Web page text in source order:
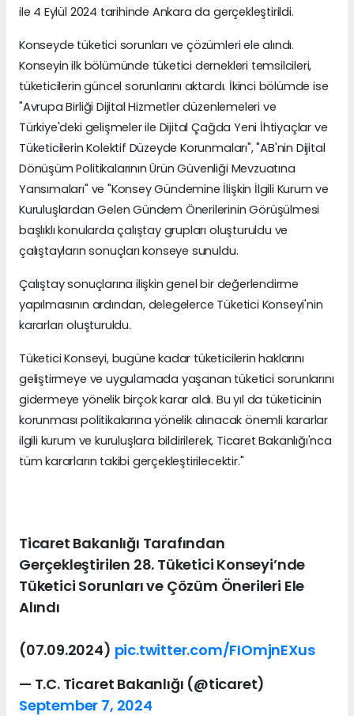
ile 4 Eylül 2024 tarihinde Ankara da gerçekleştirildi.
Konseyde tüketici sorunları ve çözümleri ele alındı.
Konseyin ilk bölümünde tüketici dernekleri temsilcileri,
tüketicilerin güncel sorunlarını aktardı. İkinci bölümde ise
"Avrupa Birliği Dijital Hizmetler düzenlemeleri ve
Türkiye'deki gelişmeler ile Dijital Çağda Yeni İhtiyaçlar ve
Tüketicilerin Kolektif Düzeyde Korunmaları", "AB'nin Dijital
Dönüşüm Politikalarının Ürün Güvenliği Mevzuatına
Yansımaları" ve "Konsey Gündemine İlişkin İlgili Kurum ve
Kuruluşlardan Gelen Gündem Önerilerinin Görüşülmesi
başlıklı konularda çalıştay grupları oluşturuldu ve
çalıştayların sonuçları konseye sunuldu.
Çalıştay sonuçlarına ilişkin genel bir değerlendirme
yapılmasının ardından, delegelerce Tüketici Konseyi'nin
kararları oluşturuldu.
Tüketici Konseyi, bugüne kadar tüketicilerin haklarını
geliştirmeye ve uygulamada yaşanan tüketici sorunlarını
gidermeye yönelik birçok karar aldı. Bu yıl da tüketicinin
korunması politikalarına yönelik alınacak önemli kararlar
ilgili kurum ve kuruluşlara bildirilerek, Ticaret Bakanlığı'nca
tüm kararların takibi gerçekleştirilecektir."
Ticaret Bakanlığı Tarafından
Gerçekleştirilen 28. Tüketici Konseyi’nde
Tüketici Sorunları ve Çözüm Önerileri Ele
Alındı
(07.09.2024) pic.twitter.com/FIOmjnEXus
— T.C. Ticaret Bakanlığı (@ticaret)
September 7, 2024